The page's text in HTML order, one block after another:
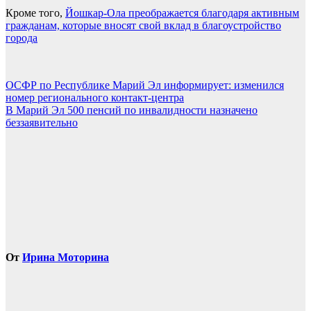
Кроме того, Йошкар-Ола преображается благодаря активным
гражданам, которые вносят свой вклад в благоустройство
города
Навигация
по
записям
ОСФР по Республике Марий Эл информирует: изменился
номер регионального контакт-центра
В Марий Эл 500 пенсий по инвалидности назначено
беззаявительно
От Ирина Моторина